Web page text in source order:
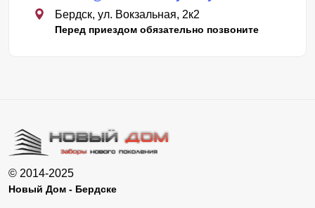
Бердск, ул. Вокзальная, 2к2
Перед приездом обязательно позвоните
© 2014-2025
Новый Дом - Бердске